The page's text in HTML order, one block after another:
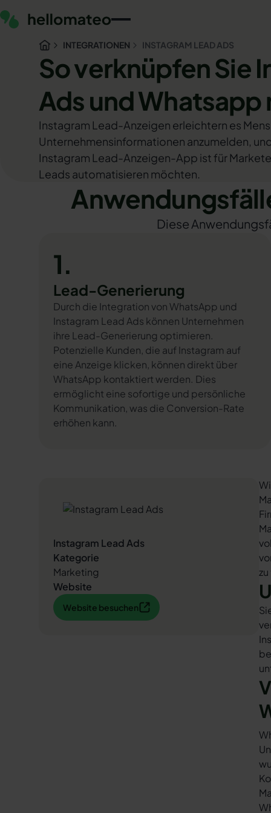
INTEGRATIONEN INSTAGRAM LEAD ADS
So verknüpfen Sie
Ads und
Instagram Lead-Anzeigen erleichtern es
Unternehmensinformationen anzumelden,
Instagram Lead-Anzeigen-App ist für
Leads automatisieren möchten.
Diese
1.
Lead-Generierung
Durch die Integration von WhatsApp und
Instagram Lead Ads können Unternehmen
ihre Lead-Generierung optimieren.
Potenzielle Kunden, die auf Instagram auf
eine Anzeige klicken, können direkt über
WhatsApp kontaktiert werden. Dies
ermöglicht eine sofortige und persönliche
Kommunikation, was die Conversion-Rate
erhöhen kann.
Instagram Lead Ads
Kategorie
Marketing
Website
Website besuchen
Website besuchen